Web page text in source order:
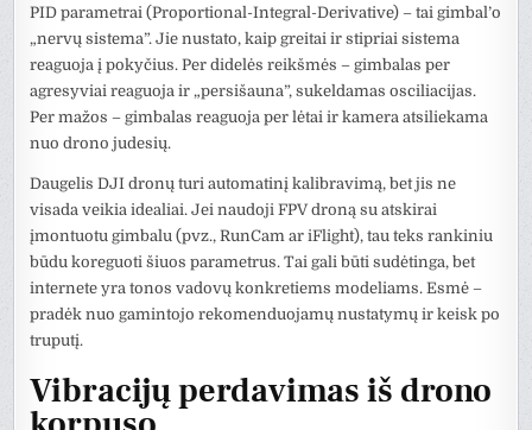
PID parametrai (Proportional-Integral-Derivative) – tai gimbal’o
„nervų sistema”. Jie nustato, kaip greitai ir stipriai sistema
reaguoja į pokyčius. Per didelės reikšmės – gimbalas per
agresyviai reaguoja ir „persišauna”, sukeldamas osciliacijas.
Per mažos – gimbalas reaguoja per lėtai ir kamera atsiliekama
nuo drono judesių.
Daugelis DJI dronų turi automatinį kalibravimą, bet jis ne
visada veikia idealiai. Jei naudoji FPV droną su atskirai
įmontuotu gimbalu (pvz., RunCam ar iFlight), tau teks rankiniu
būdu koreguoti šiuos parametrus. Tai gali būti sudėtinga, bet
internete yra tonos vadovų konkretiems modeliams. Esmė –
pradėk nuo gamintojo rekomenduojamų nustatymų ir keisk po
truputį.
Vibracijų perdavimas iš drono